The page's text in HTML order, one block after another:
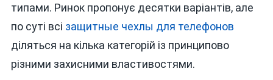
типами. Ринок пропонує десятки варіантів, але
по суті всі защитные чехлы для телефонов
діляться на кілька категорій із принципово
різними захисними властивостями.